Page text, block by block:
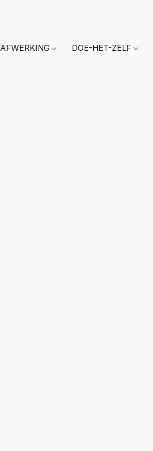
AFWERKING DOE-HET-ZELF